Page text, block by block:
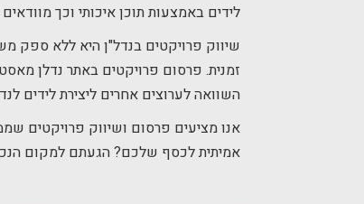
לידים באמצעות תוכן איכותי וכך
שיווק פרויקטים בנדל"ן היא ללא ספק
זמנית. פרסום פרויקטים באתר נדלן
השוואה לערוצים אחרים ליצירת לידים
אנו מציעים פרסום ושיווק פרויקטים
אמיתית לכסף שלכם? הגעתם למקום